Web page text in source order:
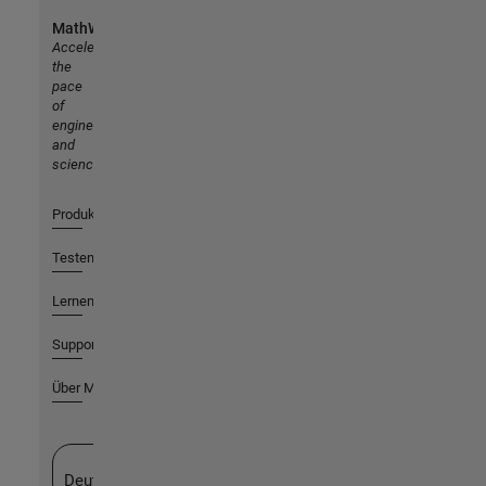
MathWorks
Accelerating
the
pace
of
engineering
and
science
Produkte
Testen oder Kaufen
Lernen
Support
Über MathWorks
Deutschland